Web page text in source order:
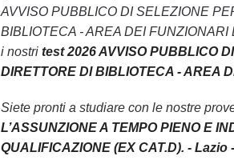
AVVISO PUBBLICO DI SELEZIONE
BIBLIOTECA - AREA DEI
i nostri test 2026 AVVISO PUBBLICO
DIRETTORE DI BIBLIOTECA - AREA
Siete pronti a studiare con le nostre
L’ASSUNZIONE A TEMPO PIENO E
QUALIFICAZIONE (EX CAT.D). -